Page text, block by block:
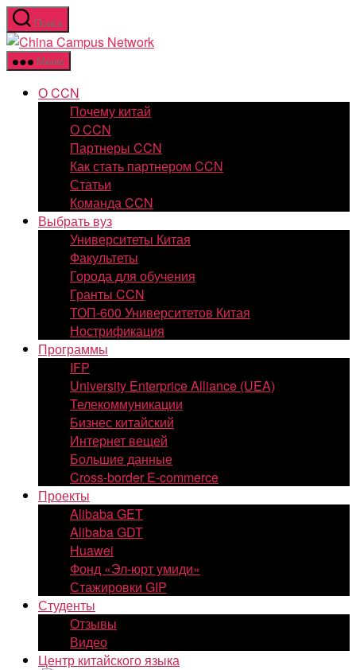
Перейти
к
содержимому
Поиск
China
Меню
О CCN
Почему китай
О CCN
Партнеры CCN
Как стать партнером CCN
Статьи
Команда CCN
Выбрать вуз
Университеты Китая
Факультеты
Города для обучения
Гранты CCN
ТОП-600 Университетов Китая
Нострификация
Программы
IFP
University Enterprice Alliance (UEA)
Телекоммуникации
Бизнес китайский
Интернет вещей
Большие данные
Cross-border E-commerce
Проекты
Alibaba GET
Alibaba GDT
Huawei
Фонд «Эл-юрт умиди»
Стажировки GIP
Студенты
Отзывы
Видео
Центр китайского языка